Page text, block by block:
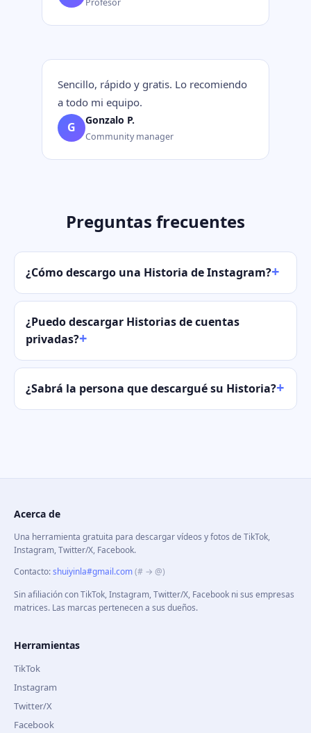
Profesor
Sencillo, rápido y gratis. Lo recomiendo
a todo mi equipo.
G Gonzalo P.
Community manager
Preguntas frecuentes
¿Cómo descargo una Historia de Instagram?
¿Puedo descargar Historias de cuentas
privadas?
¿Sabrá la persona que descargué su Historia?
Acerca de
Una herramienta gratuita para descargar vídeos y fotos de TikTok,
Instagram, Twitter/X, Facebook.
Contacto:shuiyinla#gmail.com(# → @)
Sin afiliación con TikTok, Instagram, Twitter/X, Facebook ni sus empresas
matrices. Las marcas pertenecen a sus dueños.
Herramientas
TikTok
Instagram
Twitter/X
Facebook